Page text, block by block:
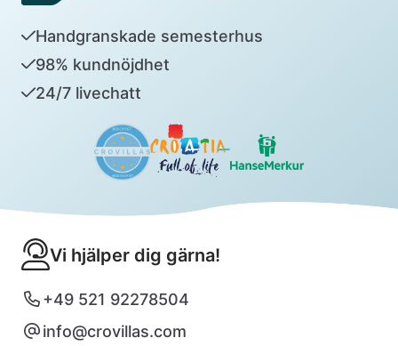
Handgranskade semesterhus
98% kundnöjdhet
24/7 livechatt
Vi hjälper dig gärna!
+49 521 92278504
info@crovillas.com